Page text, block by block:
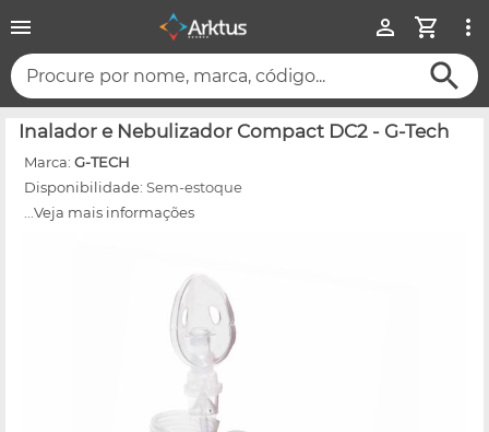
Procure por nome, marca, código...
Inalador e Nebulizador Compact DC2 - G-Tech
Marca: G-TECH
Disponibilidade: Sem-estoque
...Veja mais informações